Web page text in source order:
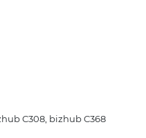
C308, bizhub C368